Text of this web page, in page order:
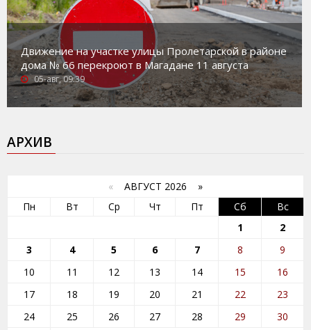
Движение на участке улицы Пролетарской в районе
дома № 66 перекроют в Магадане 11 августа
05-авг, 09:39
АРХИВ
« АВГУСТ 2026 »
Пн
Вт Ср Чт Пт Сб
Вс
1
2
3
4 5 6 7 8
9
10
11 12 13 14 15
16
17
18 19 20 21 22
23
24
25 26 27 28 29
30